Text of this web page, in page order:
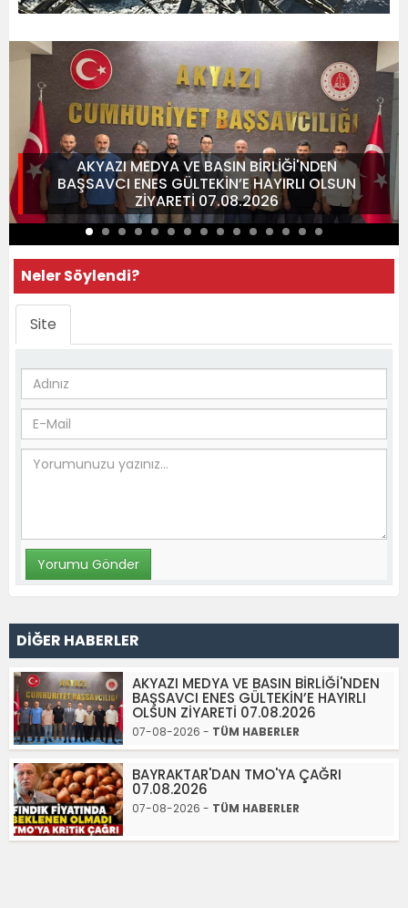
AKYAZI MEDYA VE BASIN BİRLİĞİ'NDEN
BAŞSAVCI ENES GÜLTEKİN’E HAYIRLI OLSUN
ZİYARETİ 07.08.2026
Neler Söylendi?
Site
DİĞER HABERLER
AKYAZI MEDYA VE BASIN BİRLİĞİ'NDEN
BAŞSAVCI ENES GÜLTEKİN’E HAYIRLI
OLSUN ZİYARETİ 07.08.2026
07-08-2026 - TÜM HABERLER
BAYRAKTAR'DAN TMO'YA ÇAĞRI
07.08.2026
07-08-2026 - TÜM HABERLER